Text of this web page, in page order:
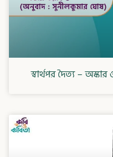
স্বার্থপর দৈত্য –